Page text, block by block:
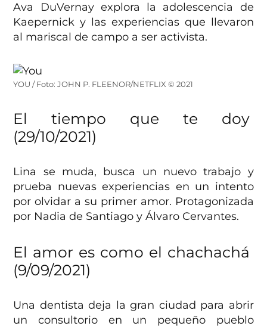
Ava DuVernay explora la adolescencia de
Kaepernick y las experiencias que llevaron
al mariscal de campo a ser activista.
YOU / Foto: JOHN P. FLEENOR/NETFLIX © 2021
El tiempo que te doy
(29/10/2021)
Lina se muda, busca un nuevo trabajo y
prueba nuevas experiencias en un intento
por olvidar a su primer amor. Protagonizada
por Nadia de Santiago y Álvaro Cervantes.
El amor es como el chachachá
(9/09/2021)
Una dentista deja la gran ciudad para abrir
un consultorio en un pequeño pueblo